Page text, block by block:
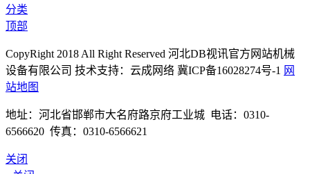
分类
顶部
CopyRight 2018 All Right Reserved 河北DB视讯官方网站机械
设备有限公司 技术支持：云成网络 冀ICP备16028274号-1 网
站地图
地址：河北省邯郸市大名府路京府工业城 电话：0310-
6566620 传真：0310-6566621
关闭